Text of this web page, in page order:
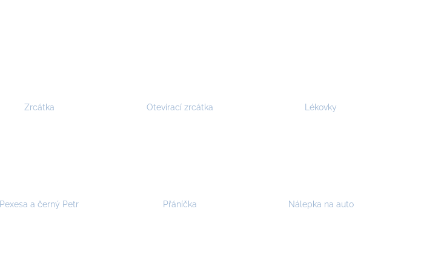
Zrcátka Otevírací zrcátka Lékovky
Pexesa a černý Petr Přáníčka Nálepka na auto